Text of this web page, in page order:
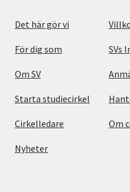
Det här gör vi
För dig som
Om SV
Starta studiecirkel
Cirkelledare
Nyheter
SVs
Om